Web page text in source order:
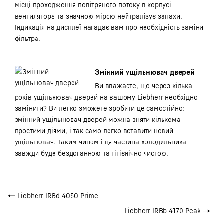
місці проходження повітряного потоку в корпусі
вентилятора та значною мірою нейтралізує запахи.
Індикація на дисплеї нагадає вам про необхідність заміни
фільтра.
Змінний ущільнювач дверей
Ви вважаєте, що через кілька
років ущільнювач дверей на вашому Liebherr необхідно
замінити? Ви легко зможете зробити це самостійно:
змінний ущільнювач дверей можна зняти кількома
простими діями, і так само легко вставити новий
ущільнювач. Таким чином і ця частина холодильника
завжди буде бездоганною та гігієнічно чистою.
← Liebherr IRBd 4050 Prime
Liebherr IRBb 4170 Peak →